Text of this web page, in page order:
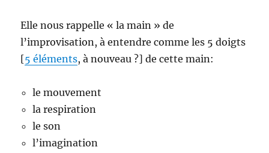
Elle nous rappelle « la main » de
l’improvisation, à entendre comme les 5 doigts
[5 éléments, à nouveau ?] de cette main:
le mouvement
la respiration
le son
l’imagination